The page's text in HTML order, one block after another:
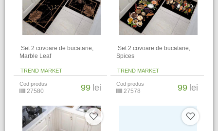
​ Set 2 covoare de bucatarie,
Marble Leaf
TREND MARKET
Cod produs
27580 99 lei
​ Set 2 covoare de bucatarie,
Spices
TREND MARKET
Cod produs
27578 99 lei